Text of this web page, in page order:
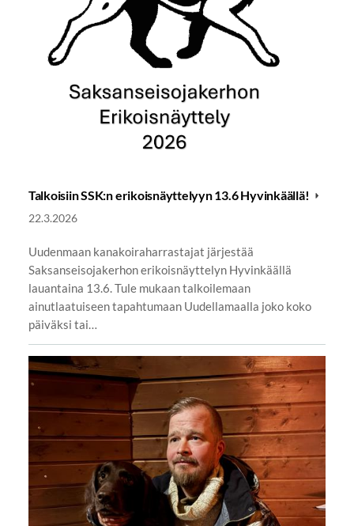
Talkoisiin SSK:n erikoisnäyttelyyn 13.6 Hyvinkäällä!
22.3.2026
Uudenmaan kanakoiraharrastajat järjestää
Saksanseisojakerhon erikoisnäyttelyn Hyvinkäällä
lauantaina 13.6. Tule mukaan talkoilemaan
ainutlaatuiseen tapahtumaan Uudellamaalla joko koko
päiväksi tai…